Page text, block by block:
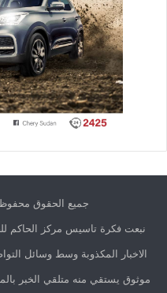
جميع الحقوق محفوظة
نبعت فكرة تاسيس مركز الحاكم
الاخبار المكذوبة وسط وسائل
موثوق يستقي منه متلقي الخبر